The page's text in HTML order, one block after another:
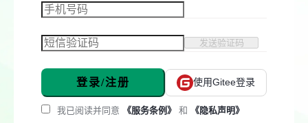
发送验证码
登录/注册 使用Gitee登录
我已阅读并同意 《服务条例》 和 《隐私声明》